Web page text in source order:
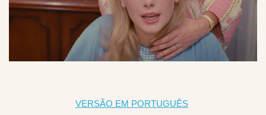
VERSÃO EM PORTUGUÊS